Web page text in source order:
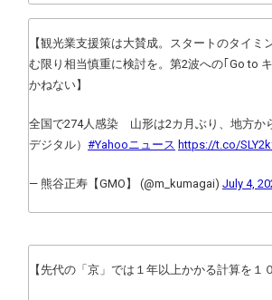
【観光業支援策は大賛成。スタートのタイミ
む限り相当慎重に検討を。第2波への｢Go to
かねない】
全国で274人感染 山形は2カ月ぶり、地方か
デジタル） #Yahooニュース https://t.co/
— 熊谷正寿【GMO】 (@m_kumagai) July 4,
【先代の「京」では１年以上かかる計算を１